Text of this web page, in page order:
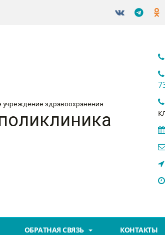
учреждение здравоохранения
ОБРАТНАЯ СВЯЗЬ КОНТАКТЫ